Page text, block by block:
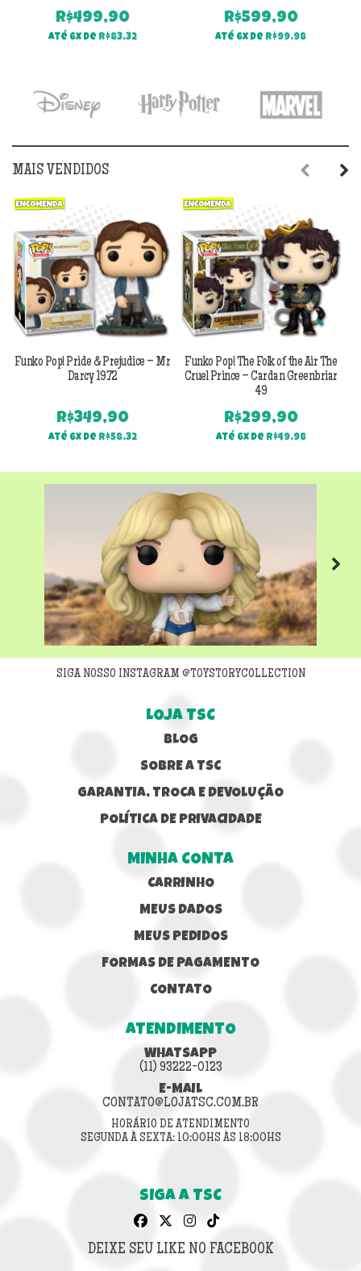
R$499,90
Até 6x de R$83,32
R$599,90
Até 6x de R$99,98
MAIS VENDIDOS
Funko Pop! Pride & Prejudice – Mr
Darcy 1972
R$349,90
Até 6x de R$58,32
Funko Pop! The Folk of the Air The
Cruel Prince – Cardan Greenbriar
49
R$299,90
Até 6x de R$49,98
Next
SIGA NOSSO INSTAGRAM @TOYSTORYCOLLECTION
LOJA TSC
BLOG
SOBRE A TSC
GARANTIA, TROCA E DEVOLUÇÃO
POLÍTICA DE PRIVACIDADE
MINHA CONTA
CARRINHO
MEUS DADOS
MEUS PEDIDOS
FORMAS DE PAGAMENTO
CONTATO
ATENDIMENTO
WHATSAPP
(11) 93222-0123
E-MAIL
CONTATO@LOJATSC.COM.BR
HORÁRIO DE ATENDIMENTO
SEGUNDA À SEXTA: 10:00HS ÀS 18:00HS
SIGA A TSC
DEIXE SEU LIKE NO FACEBOOK